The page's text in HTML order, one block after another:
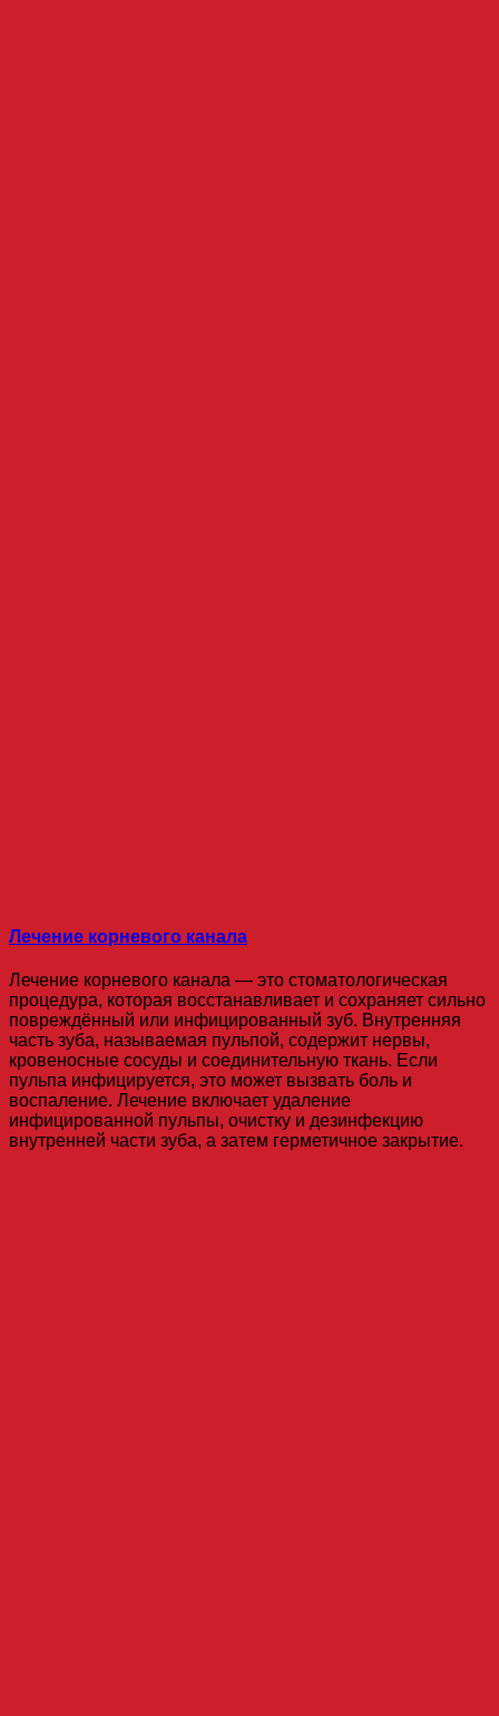
Лечение корневого канала
Лечение корневого канала — это стоматологическая
процедура, которая восстанавливает и сохраняет сильно
повреждённый или инфицированный зуб. Внутренняя
часть зуба, называемая пульпой, содержит нервы,
кровеносные сосуды и соединительную ткань. Если
пульпа инфицируется, это может вызвать боль и
воспаление. Лечение включает удаление
инфицированной пульпы, очистку и дезинфекцию
внутренней части зуба, а затем герметичное закрытие.